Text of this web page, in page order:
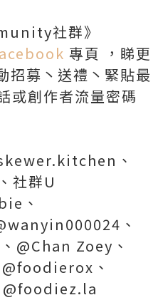
社群》
專頁 ，睇更
募丶送禮丶緊貼最
或創作者流量密碼
、
社群U
、
、
@Chan Zoey、
、